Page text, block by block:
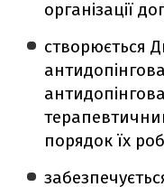
організації
створюється
порядок їх